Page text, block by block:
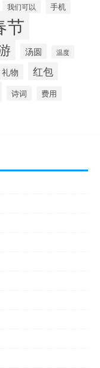
我们可以 手机
节
汤圆 温度
礼物 红包
诗词 费用